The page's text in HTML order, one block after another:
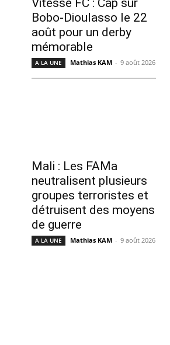
Vitesse FC : Cap sur
Bobo-Dioulasso le 22
août pour un derby
mémorable
A LA UNE Mathias KAM - 9 août 2026
Mali : Les FAMa
neutralisent plusieurs
groupes terroristes et
détruisent des moyens
de guerre
A LA UNE Mathias KAM - 9 août 2026